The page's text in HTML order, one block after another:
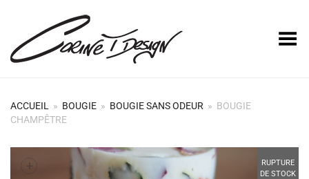
Basculer le menu
ACCUEIL » BOUGIE » BOUGIE SANS ODEUR » BOUGIE
CHAMPÊTRE
RUPTURE
DE STOCK
+